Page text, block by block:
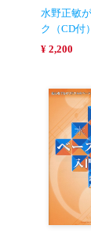
水野正敏
ク（CD付）
¥ 2,200